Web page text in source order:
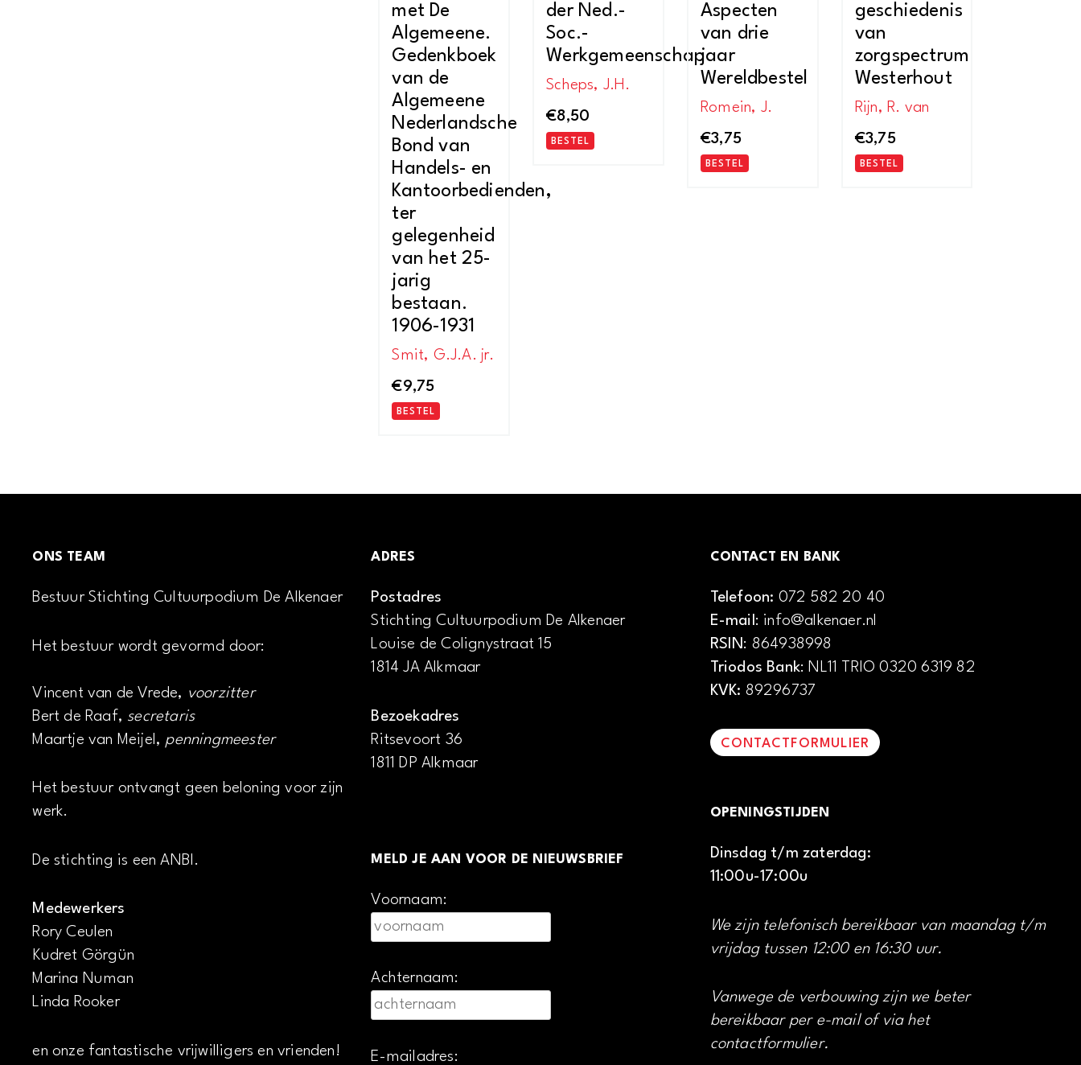
met De
Algemeene.
Gedenkboek
van de
Algemeene
Nederlandsche
Bond van
Handels- en
Kantoorbedienden,
ter
gelegenheid
van het 25-
jarig
bestaan.
1906-1931
Smit, G.J.A. jr.
€9,75
BESTEL
der Ned.-
Soc.-
Werkgemeenschap
Scheps, J.H.
€8,50
BESTEL
Aspecten
van drie
jaar
Wereldbestel
Romein, J.
€3,75
BESTEL
geschiedenis
van
zorgspectrum
Westerhout
Rijn, R. van
€3,75
BESTEL
ONS TEAM
Bestuur Stichting Cultuurpodium De Alkenaer
Het bestuur wordt gevormd door:
Vincent van de Vrede, voorzitter
Bert de Raaf, secretaris
Maartje van Meijel, penningmeester
Het bestuur ontvangt geen beloning voor zijn
werk.
De stichting is een ANBI.
Medewerkers
Rory Ceulen
Kudret Görgün
Marina Numan
Linda Rooker
en onze fantastische vrijwilligers en vrienden!
ADRES
Postadres
Stichting Cultuurpodium De Alkenaer
Louise de Colignystraat 15
1814 JA Alkmaar
Bezoekadres
Ritsevoort 36
1811 DP Alkmaar
MELD JE AAN VOOR DE NIEUWSBRIEF
Voornaam:
Achternaam:
E-mailadres:
CONTACT EN BANK
Telefoon: 072 582 20 40
E-mail: info@alkenaer.nl
RSIN: 864938998
Triodos Bank: NL11 TRIO 0320 6319 82
KVK: 89296737
CONTACTFORMULIER
OPENINGSTIJDEN
Dinsdag t/m zaterdag:
11:00u-17:00u
We zijn telefonisch bereikbaar van maandag t/m
vrijdag tussen 12:00 en 16:30 uur.
Vanwege de verbouwing zijn we beter
bereikbaar per e-mail of via het
contactformulier.